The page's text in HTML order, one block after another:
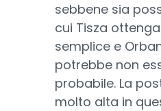
sebbene sia
cui Tisza
semplice e
potrebbe non
probabile. La
molto alta in